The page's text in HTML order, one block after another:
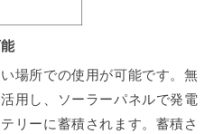
場所での使用が可能です。無
用し、ソーラーパネルで発電
リーに蓄積されます。蓄積さ